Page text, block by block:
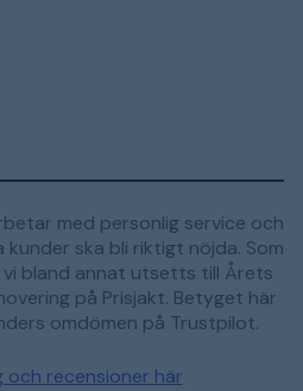
med personlig service och
ska bli riktigt nöjda. Som
bland annat utsetts till Årets
på Prisjakt. Betyget här
omdömen på Trustpilot.
och recensioner här